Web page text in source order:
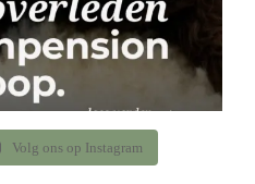
Volg ons op Instagram